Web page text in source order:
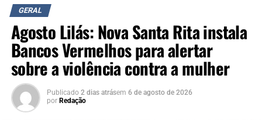
Equipes do Corpo de Bombeiros Militar atenderam a
ocorrência, mas o motociclista morreu no local.
Na mesma rodovia, na altura do bairro Estação, outra
queda de árvore atingiu um carro e bloqueou
parcialmente a pista. Ninguém ficou ferido. Os bombeiros
realizaram a remoção da árvore e do veículo para a
liberação do trânsito.
GERAL
Agosto Lilás: Nova Santa Rita instala
Bancos Vermelhos para alertar
sobre a violência contra a mulher
Publicado 2 dias atrásem 6 de agosto de 2026
por Redação